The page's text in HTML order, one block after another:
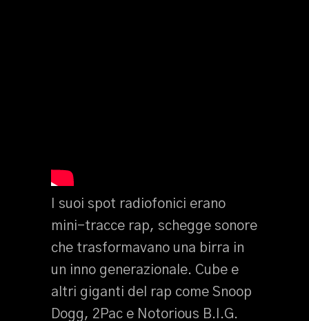
I suoi spot radiofonici erano
mini-tracce rap, schegge sonore
che trasformavano una birra in
un inno generazionale. Cube e
altri giganti del rap come Snoop
Dogg, 2Pac e Notorious B.I.G.